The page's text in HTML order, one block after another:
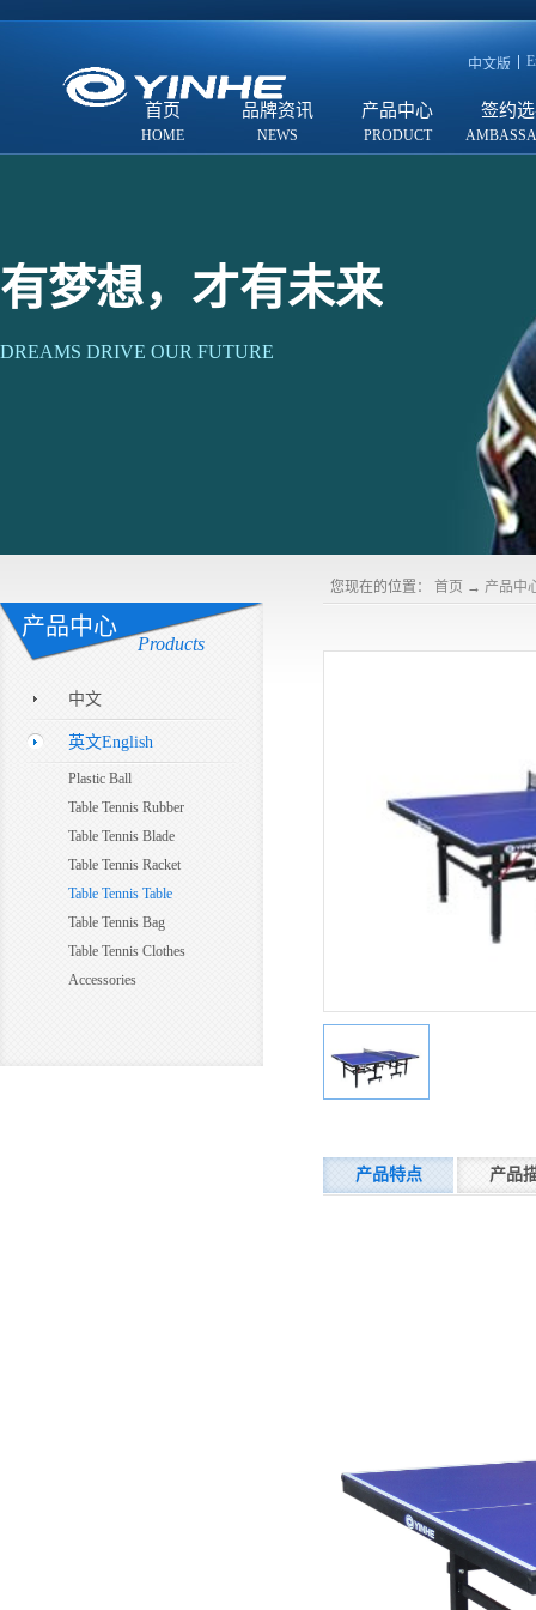
中文版
首页 品牌资讯 产品中心 签约
有梦想，才有未来
DREAMS DRIVE OUR FUTURE
产品中心
Products
中文
英文English
Plastic Ball
Table Tennis Rubber
Table Tennis Blade
Table Tennis Racket
Table Tennis Table
Table Tennis Bag
Table Tennis Clothes
Accessories
您现在的位置： 首页 → 产品中
产品特点 产品